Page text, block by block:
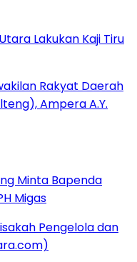
Lakukan Kaji Tiru
Minta Bapenda
Migas